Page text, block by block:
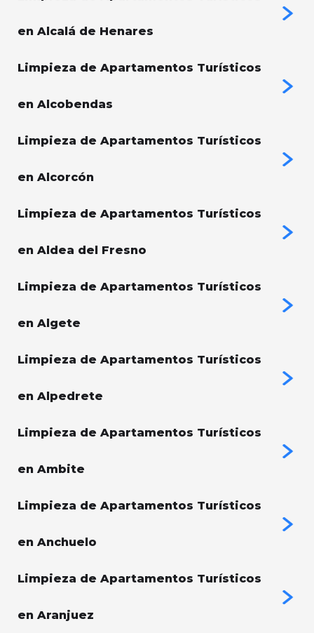
en Alcalá de Henares
Limpieza de Apartamentos Turísticos
en Alcobendas
Limpieza de Apartamentos Turísticos
en Alcorcón
Limpieza de Apartamentos Turísticos
en Aldea del Fresno
Limpieza de Apartamentos Turísticos
en Algete
Limpieza de Apartamentos Turísticos
en Alpedrete
Limpieza de Apartamentos Turísticos
en Ambite
Limpieza de Apartamentos Turísticos
en Anchuelo
Limpieza de Apartamentos Turísticos
en Aranjuez